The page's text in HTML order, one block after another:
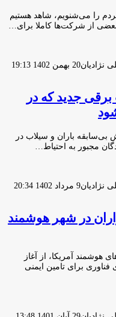
را می‌شنویم، شاهد هستیم
از شرکت‌ها کاملا برای…
نژادیان20 بهمن 1402 19:13
جدید که در
بی‌سابقه باران و سیلاب در
مجبور به احتیاط…
نژادیان9 مرداد 1402 20:34
در شهر هوشمند
هوشمند آمریکا، از آغاز
برای تامین ایمنی